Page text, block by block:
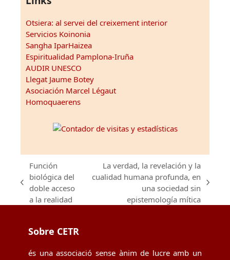
Otsiera: al servei del creixement interior
Servicios Koinonia
Sangha IparHaizea
Espiritualidad Pamplona-Iruña
AUDIR UNESCO
Llegat Jaume Botey
Asociación Marcel Légaut
Homoquaerens
previous
post:
Función
biológica del
doble acceso
a la realidad
La verdad, la revelación y la
cualidad humana profunda, en
una sociedad sin
epistemología mítica
Sobre CETR
és una associació sense ànim de lucre amb un